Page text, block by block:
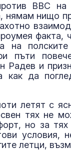
ВВС
нямам нищо
факта,
на
пъти
Радев и
как да
летят с
тях не
но за тях
условия,
летци,